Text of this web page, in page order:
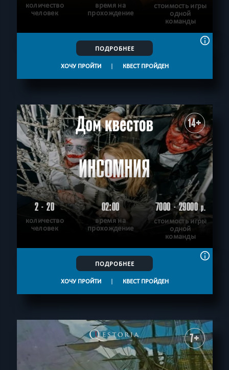
количество
человек
время на
прохождение
стоимость игры
одной
команды
ПОДРОБНЕЕ
ХОЧУ ПРОЙТИ | КВЕСТ ПРОЙДЕН
14+
ИНСОМНИЯ
2 - 20
количество
человек
02:00
время на
прохождение
7000 - 29000р.
стоимость игры
одной
команды
ПОДРОБНЕЕ
ХОЧУ ПРОЙТИ | КВЕСТ ПРОЙДЕН
7+